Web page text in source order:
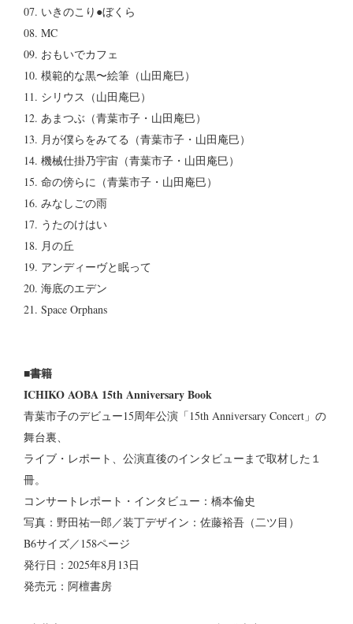
07. いきのこり●ぼくら
08. MC
09. おもいでカフェ
10. 模範的な黒〜絵筆（山田庵巳）
11. シリウス（山田庵巳）
12. あまつぶ（青葉市子・山田庵巳）
13. 月が僕らをみてる（青葉市子・山田庵巳）
14. 機械仕掛乃宇宙（青葉市子・山田庵巳）
15. 命の傍らに（青葉市子・山田庵巳）
16. みなしごの雨
17. うたのけはい
18. 月の丘
19. アンディーヴと眠って
20. 海底のエデン
21. Space Orphans
■書籍
ICHIKO AOBA 15th Anniversary Book
青葉市子のデビュー15周年公演「15th Anniversary Concert」の
舞台裏、
ライブ・レポート、公演直後のインタビューまで取材した１
冊。
コンサートレポート・インタビュー：橋本倫史
写真：野田祐一郎／装丁デザイン：佐藤裕吾（二ツ目）
B6サイズ／158ページ
発行日：2025年8月13日
発売元：阿檀書房